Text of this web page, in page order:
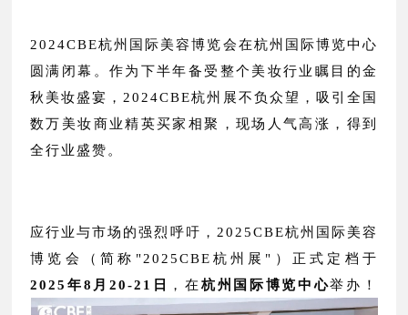
2024CBE杭州国际美容博览会在杭州国际博览中心
圆满闭幕。作为下半年备受整个美妆行业瞩目的金
秋美妆盛宴，2024CBE杭州展不负众望，吸引全国
数万美妆商业精英买家相聚，现场人气高涨，得到
全行业盛赞。
应行业与市场的强烈呼吁，2025CBE杭州国际美容
博览会（简称"2025CBE杭州展"）正式定档于
2025年8月20-21日
，在 杭州国际博览中心举办！